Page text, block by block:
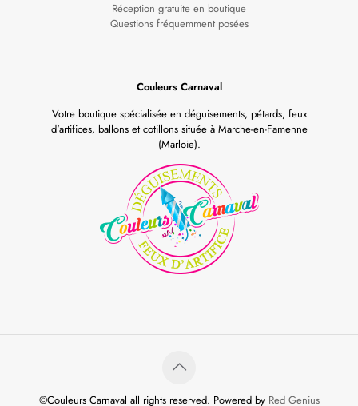
Réception gratuite en boutique
Questions fréquemment posées
Couleurs Carnaval
Votre boutique spécialisée en déguisements, pétards, feux
d'artifices, ballons et cotillons située à Marche-en-Famenne
(Marloie).
©Couleurs Carnaval all rights reserved. Powered by Red Genius